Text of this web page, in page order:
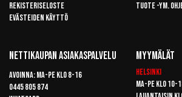
Rekisteriseloste
Evästeiden käyttö
Tuote -ym.
Nettikaupan Asiakaspalvelu
Avoinna: Ma-pe klo 8-16
0445 805 874
Myymälät
Helsinki
Ma-pe klo 10-